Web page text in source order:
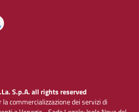
S.p.A. all rights reserved
commercializzazione dei servizi di